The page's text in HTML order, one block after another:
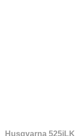
Husqvarna 525iLK